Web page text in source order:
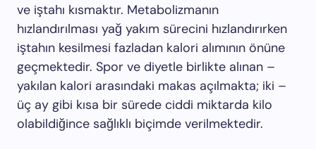
ve iştahı kısmaktır. Metabolizmanın
hızlandırılması yağ yakım sürecini hızlandırırken
iştahın kesilmesi fazladan kalori alımının önüne
geçmektedir. Spor ve diyetle birlikte alınan –
yakılan kalori arasındaki makas açılmakta; iki –
üç ay gibi kısa bir sürede ciddi miktarda kilo
olabildiğince sağlıklı biçimde verilmektedir.